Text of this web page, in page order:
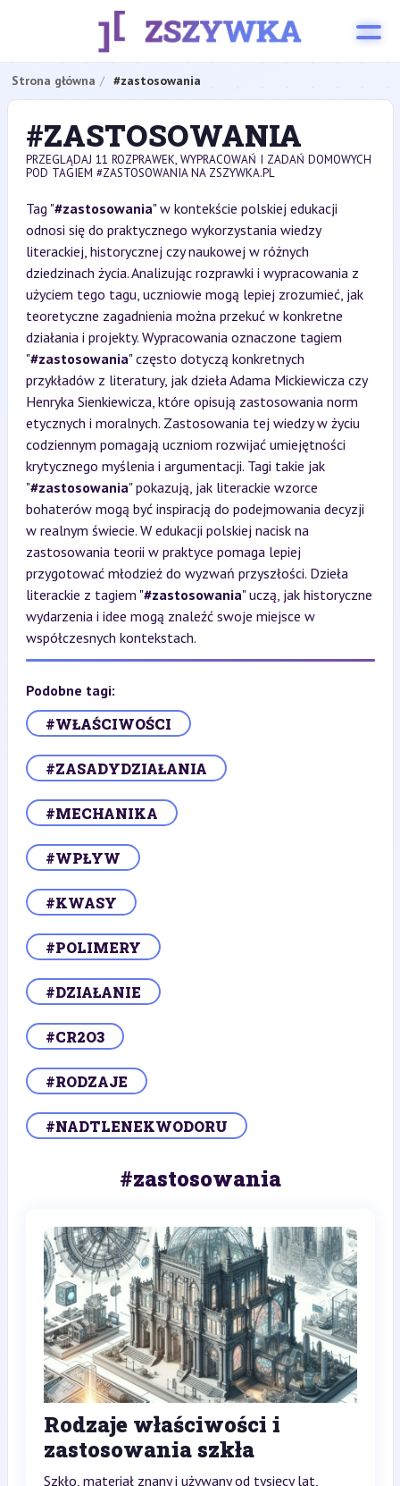
Strona główna #zastosowania
#ZASTOSOWANIA
PRZEGLĄDAJ 11 ROZPRAWEK, WYPRACOWAŃ I ZADAŃ DOMOWYCH
POD TAGIEM #ZASTOSOWANIA NA ZSZYWKA.PL
Tag "#zastosowania" w kontekście polskiej edukacji
odnosi się do praktycznego wykorzystania wiedzy
literackiej, historycznej czy naukowej w różnych
dziedzinach życia. Analizując rozprawki i wypracowania z
użyciem tego tagu, uczniowie mogą lepiej zrozumieć, jak
teoretyczne zagadnienia można przekuć w konkretne
działania i projekty. Wypracowania oznaczone tagiem
"#zastosowania" często dotyczą konkretnych
przykładów z literatury, jak dzieła Adama Mickiewicza czy
Henryka Sienkiewicza, które opisują zastosowania norm
etycznych i moralnych. Zastosowania tej wiedzy w życiu
codziennym pomagają uczniom rozwijać umiejętności
krytycznego myślenia i argumentacji. Tagi takie jak
"#zastosowania" pokazują, jak literackie wzorce
bohaterów mogą być inspiracją do podejmowania decyzji
w realnym świecie. W edukacji polskiej nacisk na
zastosowania teorii w praktyce pomaga lepiej
przygotować młodzież do wyzwań przyszłości. Dzieła
literackie z tagiem "#zastosowania" uczą, jak historyczne
wydarzenia i idee mogą znaleźć swoje miejsce w
współczesnych kontekstach.
Podobne tagi:
#WŁAŚCIWOŚCI
#ZASADYDZIAŁANIA
#MECHANIKA
#WPŁYW
#KWASY
#POLIMERY
#DZIAŁANIE
#CR2O3
#RODZAJE
#NADTLENEKWODORU
#zastosowania
Rodzaje właściwości i
zastosowania szkła
Szkło, materiał znany i używany od tysięcy lat,